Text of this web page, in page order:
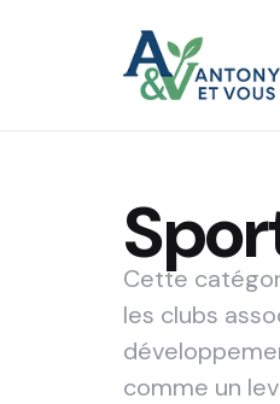
Cette
les clubs
comme un